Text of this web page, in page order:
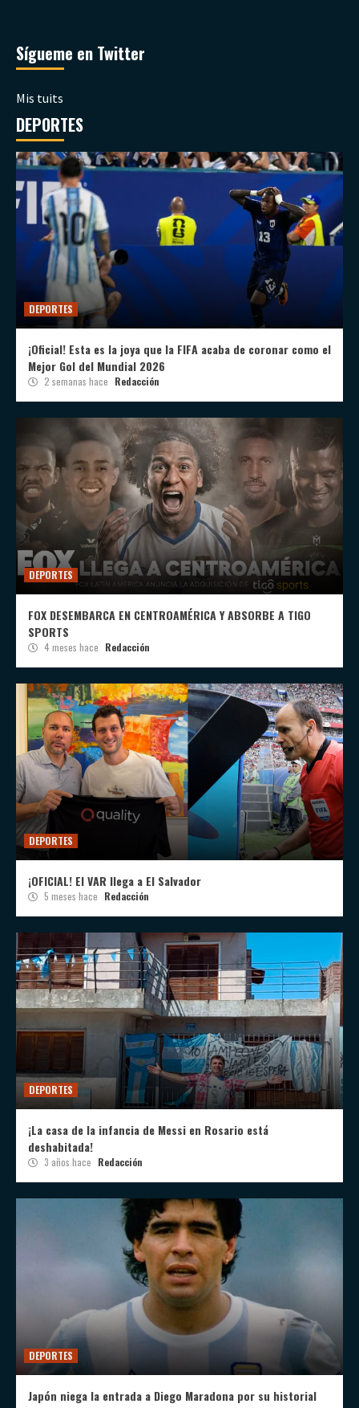
Sígueme en Twitter
Mis tuits
DEPORTES
DEPORTES
¡Oficial! Esta es la joya que la FIFA acaba de coronar como el
Mejor Gol del Mundial 2026
2 semanas hace Redacción
DEPORTES
FOX DESEMBARCA EN CENTROAMÉRICA Y ABSORBE A TIGO
SPORTS
4 meses hace Redacción
DEPORTES
¡OFICIAL! El VAR llega a El Salvador
5 meses hace Redacción
DEPORTES
¡La casa de la infancia de Messi en Rosario está
deshabitada!
3 años hace Redacción
DEPORTES
Japón niega la entrada a Diego Maradona por su historial